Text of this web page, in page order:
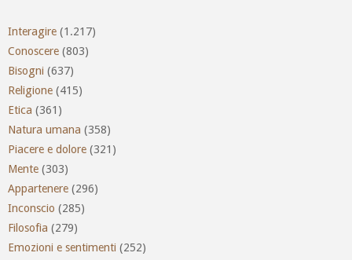
Interagire (1.217)
Conoscere (803)
Bisogni (637)
Religione (415)
Etica (361)
Natura umana (358)
Piacere e dolore (321)
Mente (303)
Appartenere (296)
Inconscio (285)
Filosofia (279)
Emozioni e sentimenti (252)